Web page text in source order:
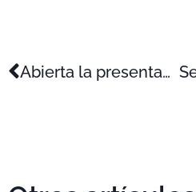
Abierta la presentación de solicitudes de Eurostars